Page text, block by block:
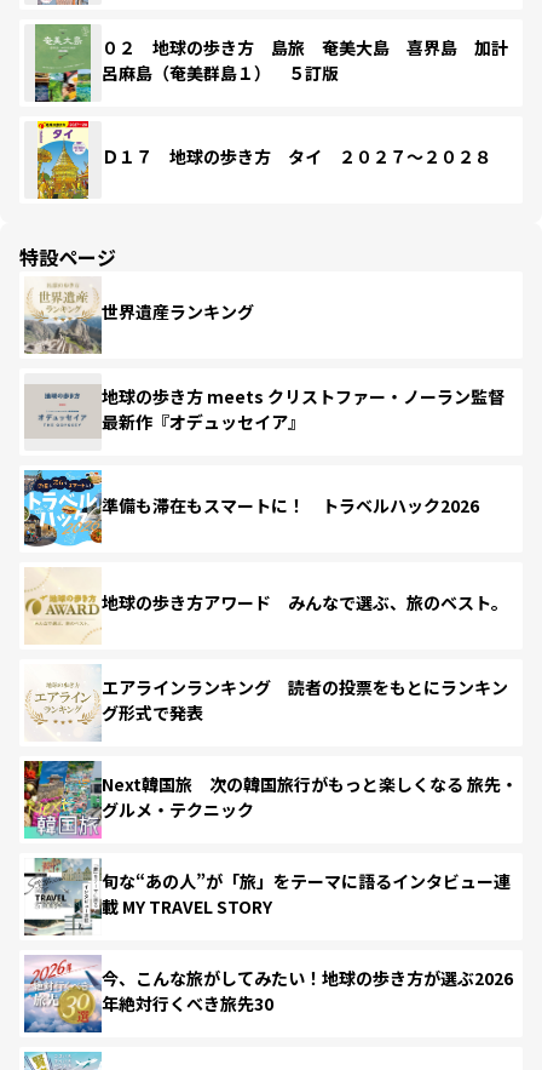
０２ 地球の歩き方 島旅 奄美大島 喜界島 加計
呂麻島（奄美群島１） ５訂版
Ｄ１７ 地球の歩き方 タイ ２０２７～２０２８
特設ページ
世界遺産ランキング
地球の歩き方 meets クリストファー・ノーラン監督
最新作『オデュッセイア』
準備も滞在もスマートに！ トラベルハック2026
地球の歩き方アワード みんなで選ぶ、旅のベスト。
エアラインランキング 読者の投票をもとにランキン
グ形式で発表
Next韓国旅 次の韓国旅行がもっと楽しくなる 旅先・
グルメ・テクニック
旬な“あの人”が「旅」をテーマに語るインタビュー連
載 MY TRAVEL STORY
今、こんな旅がしてみたい！地球の歩き方が選ぶ2026
年絶対行くべき旅先30